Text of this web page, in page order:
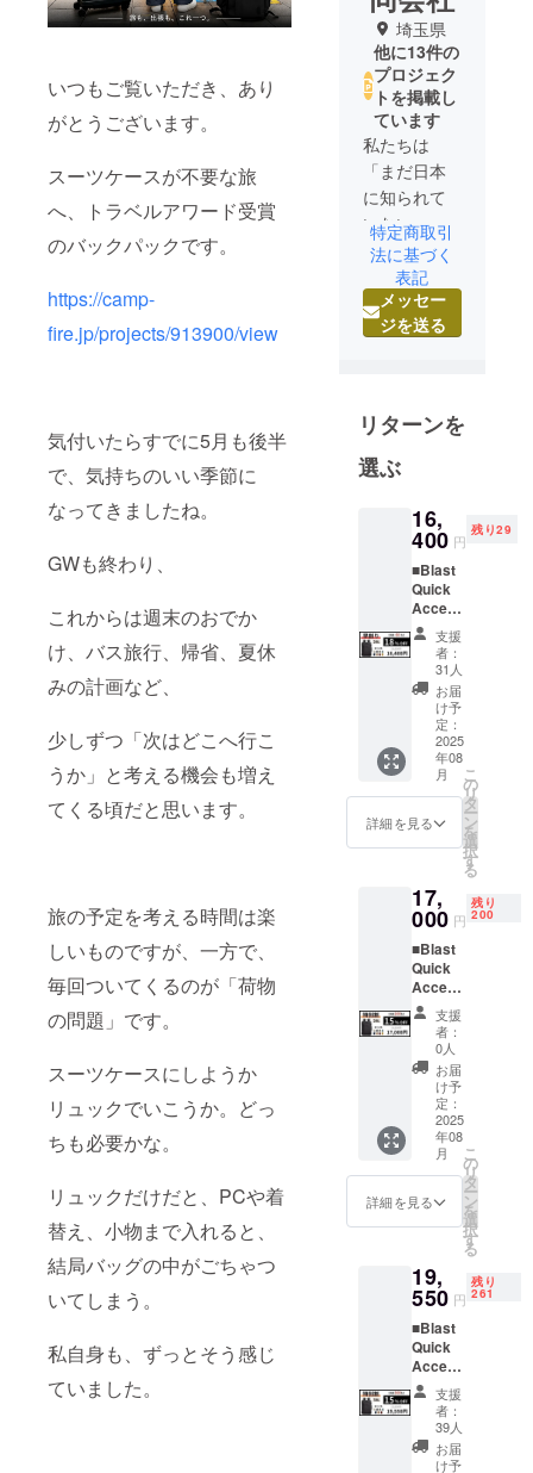
いつもご覧いただき、あり
がとうございます。
スーツケースが不要な旅
へ、トラベルアワード受賞
のバックパックです。
https://camp-
fire.jp/projects/913900/view
気付いたらすでに5月も後半
で、気持ちのいい季節に
なってきましたね。
GWも終わり、
これからは週末のおでか
け、バス旅行、帰省、夏休
みの計画など、
少しずつ「次はどこへ行こ
うか」と考える機会も増え
てくる頃だと思います。
旅の予定を考える時間は楽
しいものですが、一方で、
毎回ついてくるのが「荷物
の問題」です。
スーツケースにしようか
リュックでいこうか。どっ
ちも必要かな。
リュックだけだと、PCや着
替え、小物まで入れると、
結局バッグの中がごちゃつ
いてしまう。
私自身も、ずっとそう感じ
ていました。
埼玉県
他に13件の
プロジェク
トを掲載し
ています
私たちは
「まだ日本
に知られて
いない、世
界の優れた
製品を届け
る」ことを
ミッション
トワークを
築き、これ
まで数々の
クラウド
ファンディ
ングプロ
ジェクトに
挑戦してき
ました。
これまでに
手がけたプ
ロジェクト
では、累計1
億円以上の
支援をいた
だき、多く
き”と“満
足”を届ける
ことができ
ました。支
援者の皆さ
まから寄せ
られる「こ
んな製品、
探していま
した！」と
いう声が、
私たちの原
今回ご紹介
する製品
も、私たち
自身が惚れ
込んだ一
品。
実際に使い
込み、「こ
特定商取引
法に基づく
表記
メッセー
ジを送る
リターンを
選ぶ
16,
400 円
残り29
■Blast
Quick
Access
Travel
Backpa
ck 28L×
１個 カ
ラー：
アイボ
リー・
ブラッ
ク・オ
リー
ブ・ア
クア・
オレン
ジ・ボ
ル
ドー・
マリー
ゴール
ドから
１つお
選びい
ただけ
ます。
一般販
売予定
価格：
20,000
円が
【18%
3,600円
16,400
円でご
能で
す。 ※
消費税
込み ※
送料込
み ※
28Lのス
タン
支援
者：
31人
お届
け予
定：
2025
年08
月
詳細を見る
こ
の
リ
タ
ー
ン
を
選
択
す
る
17,
000 円
残り
200
■Blast
Quick
Access
Travel
Backpa
ck 28L×
１個 カ
ラー：
アイボ
リー・
ブラッ
ク・オ
リー
ブ・ア
クア・
オレン
ジ・ボ
ル
ドー・
マリー
ゴール
ドから
１つお
選びい
ただけ
ます。
支援
者：
0人
お届
け予
定：
2025
年08
月
詳細を見る
こ
の
リ
タ
ー
ン
を
選
択
す
る
19,
550 円
残り
261
■Blast
Quick
Access
Travel
Backpa
38L（拡
張）×１
支援
者：
39人
お届
け予